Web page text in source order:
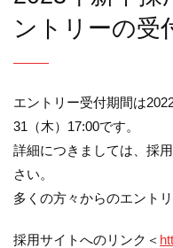
ントリーの受
エントリー受付期間は
31（木）17:00です。
詳細につきましては、採
さい。
多くの方々からのエント
採用サイトへのリンク＜